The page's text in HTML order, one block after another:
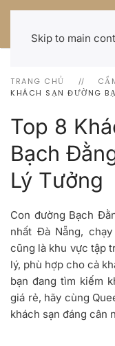
Skip to main
TRANG CHỦ
KHÁCH SẠN ĐƯỜNG
Top 8
Bạch
Lý Tưởng
Con đường Bạch
nhất Đà Nẵng,
cũng là khu vực tập
lý, phù hợp cho cả
bạn đang tìm kiếm
giá rẻ, hãy cùng
khách sạn đáng cân